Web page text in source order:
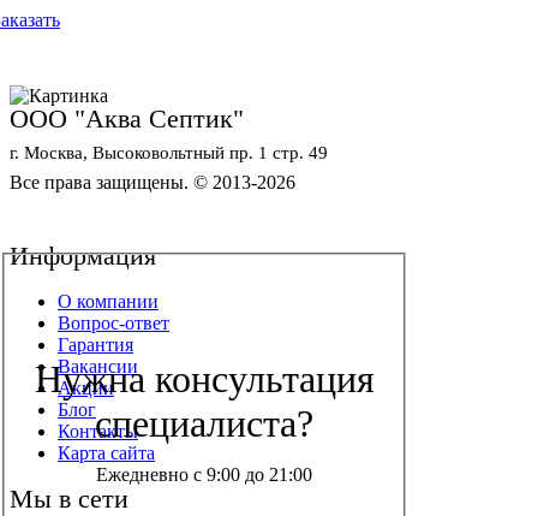
Нужна консультация
специалиста?
Ежедневно с 9:00 до 21:00
ООО "Аква Септик"
г. Москва, Высоковольтный пр. 1 стр. 49
Все права защищены. © 2013-2026
Информация
О компании
Вопрос-ответ
Гарантия
Вакансии
Акции
Блог
Контакты
Карта сайта
Мы в сети